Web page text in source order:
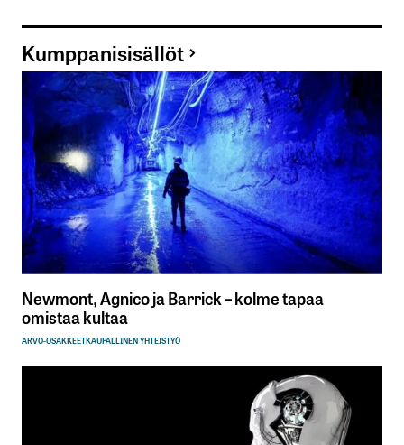
Kumppanisisällöt
Newmont, Agnico ja Barrick – kolme tapaa
omistaa kultaa
ARVO-OSAKKEETKAUPALLINEN YHTEISTYÖ